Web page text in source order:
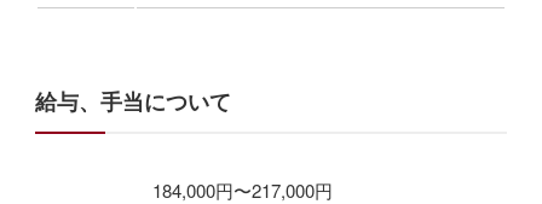
給与、手当について
184,000円〜217,000円